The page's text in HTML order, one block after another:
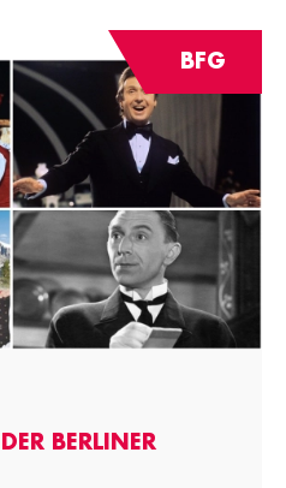
BFG
BERLINER